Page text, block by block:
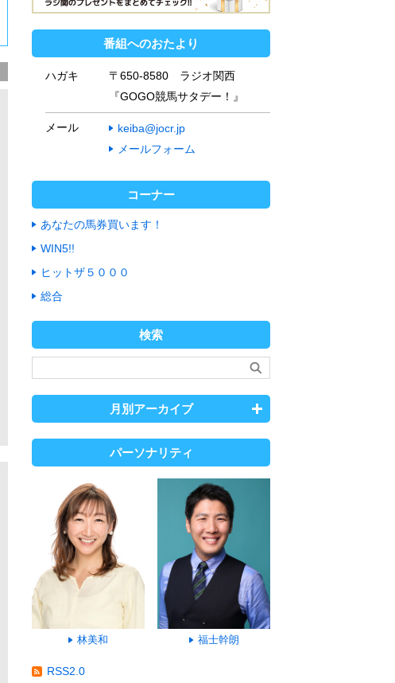
番組へのおたより
ハガキ
〒650-8580 ラジオ関西
『GOGO競馬サタデー！』
メール
keiba@jocr.jp
メールフォーム
コーナー
あなたの馬券買います！
WIN5!!
ヒットザ５０００
総合
検索
月別アーカイブ
パーソナリティ
林美和 福士幹朗
RSS2.0